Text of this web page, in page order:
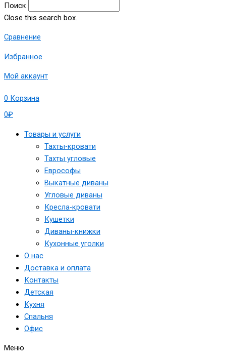
Поиск
Close this search box.
Сравнение
Избранное
Мой аккаунт
0₽
0 Корзина
Товары и услуги
Тахты-кровати
Тахты угловые
Еврософы
Выкатные диваны
Угловые диваны
Кресла-кровати
Кушетки
Диваны-книжки
Кухонные уголки
О нас
Доставка и оплата
Контакты
Детская
Кухня
Спальня
Офис
Меню